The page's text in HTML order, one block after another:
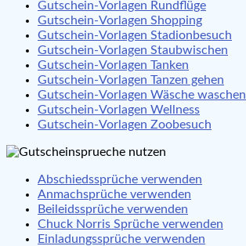
Gutschein-Vorlagen Rundflüge
Gutschein-Vorlagen Shopping
Gutschein-Vorlagen Stadionbesuch
Gutschein-Vorlagen Staubwischen
Gutschein-Vorlagen Tanken
Gutschein-Vorlagen Tanzen gehen
Gutschein-Vorlagen Wäsche waschen
Gutschein-Vorlagen Wellness
Gutschein-Vorlagen Zoobesuch
Abschiedssprüche verwenden
Anmachsprüche verwenden
Beileidssprüche verwenden
Chuck Norris Sprüche verwenden
Einladungssprüche verwenden